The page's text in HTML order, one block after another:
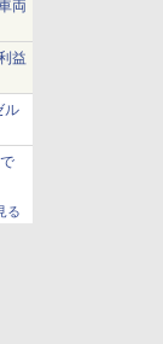
両
益
ル
る